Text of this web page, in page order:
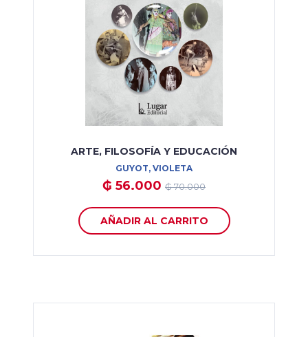
ARTE, FILOSOFÍA Y EDUCACIÓN
GUYOT, VIOLETA
₲ 56.000 ₲ 70.000
AÑADIR AL CARRITO